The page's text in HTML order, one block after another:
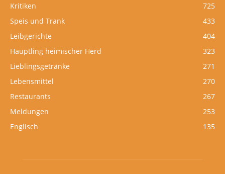
Kritiken
725
Speis und Trank
433
Leibgerichte
404
Häuptling heimischer Herd
323
Lieblingsgetränke
271
Lebensmittel
270
Restaurants
267
Meldungen
253
Englisch
135